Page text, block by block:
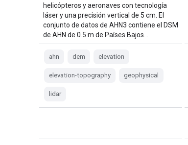
helicópteros y aeronaves con tecnología
láser y una precisión vertical de 5 cm. El
conjunto de datos de AHN3 contiene el DSM
de AHN de 0.5 m de Países Bajos…
ahn dem elevation
elevation-topography geophysical
lidar